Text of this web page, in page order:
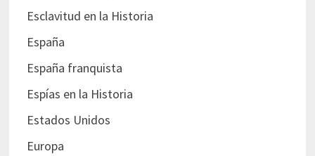
Esclavitud en la Historia
España
España franquista
Espías en la Historia
Estados Unidos
Europa